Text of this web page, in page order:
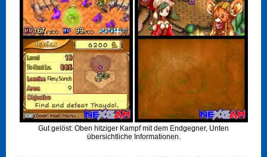
Gut gelöst: Oben hitziger Kampf mit dem Endgegner, Unten
übersichtliche Informationen.